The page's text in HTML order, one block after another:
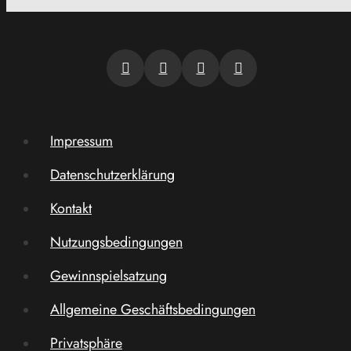
Impressum
Datenschutzerklärung
Kontakt
Nutzungsbedingungen
Gewinnspielsatzung
Allgemeine Geschäftsbedingungen
Privatsphäre